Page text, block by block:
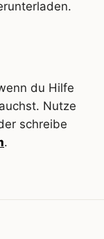
du Hilfe
Nutze
schreibe
.